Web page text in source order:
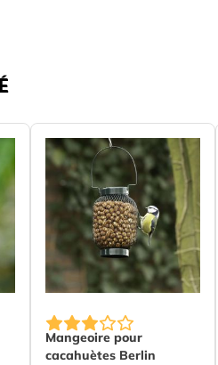
Mangeoire pour
cacahuètes Berlin
The price depends on